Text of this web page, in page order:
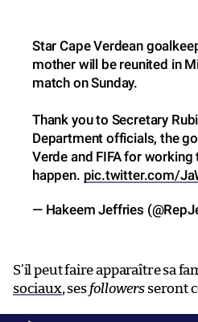
Star Cape Verdean
mother will be reunited in
match on Sunday.
Thank you to Secretary
Department officials, the
Verde and FIFA for
happen. pic.twitter.com/
— Hakeem Jeffries
S’il peut faire apparaître sa
sociaux, ses followers seront